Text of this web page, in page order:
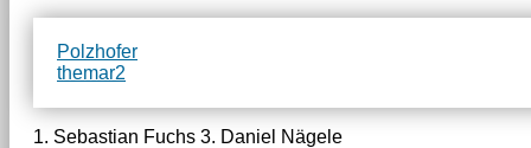
Polzhofer
themar2
1. Sebastian Fuchs 3. Daniel Nägele